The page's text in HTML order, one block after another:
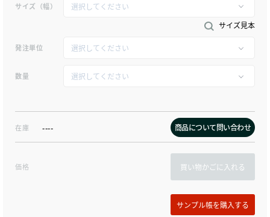
サイズ（幅）
サイズ見本
発注単位
数量
在庫 ---- 商品について問い合わせ
価格 買い物かごに入れる